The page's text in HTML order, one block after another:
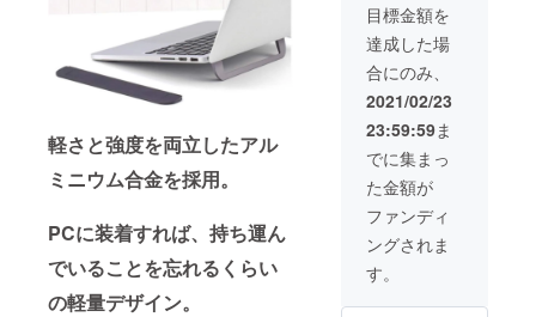
軽さと強度を両立したアル
ミニウム合金を採用。
PCに装着すれば、持ち運ん
でいることを忘れるくらい
の軽量デザイン。
目標金額を
達成した場
合にのみ、
2021/02/23
23:59:59ま
でに集まっ
た金額が
ファンディ
ングされま
す。